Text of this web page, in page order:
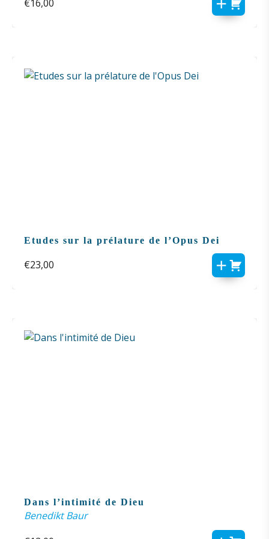
€16,00
Etudes sur la prélature de l’Opus Dei
€23,00
Dans l’intimité de Dieu
Benedikt Baur